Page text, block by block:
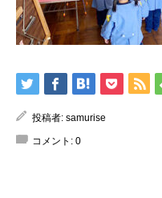
投稿者: samurise
コメント: 0